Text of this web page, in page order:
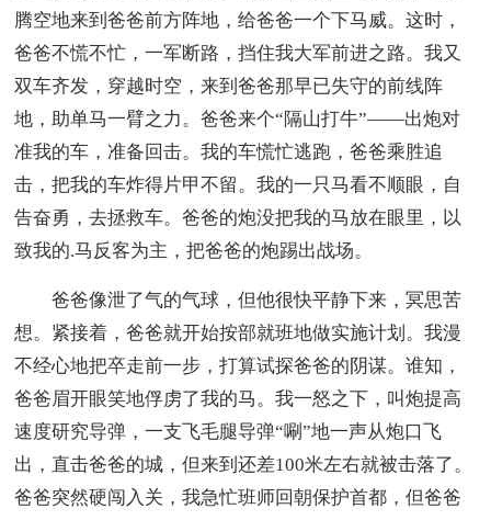
腾空地来到爸爸前方阵地，给爸爸一个下马威。这时，
爸爸不慌不忙，一军断路，挡住我大军前进之路。我又
双车齐发，穿越时空，来到爸爸那早已失守的前线阵
地，助单马一臂之力。爸爸来个“隔山打牛”——出炮对
准我的车，准备回击。我的车慌忙逃跑，爸爸乘胜追
击，把我的车炸得片甲不留。我的一只马看不顺眼，自
告奋勇，去拯救车。爸爸的炮没把我的马放在眼里，以
致我的.马反客为主，把爸爸的炮踢出战场。
爸爸像泄了气的气球，但他很快平静下来，冥思苦
想。紧接着，爸爸就开始按部就班地做实施计划。我漫
不经心地把卒走前一步，打算试探爸爸的阴谋。谁知，
爸爸眉开眼笑地俘虏了我的马。我一怒之下，叫炮提高
速度研究导弹，一支飞毛腿导弹“唰”地一声从炮口飞
出，直击爸爸的城，但来到还差100米左右就被击落了。
爸爸突然硬闯入关，我急忙班师回朝保护首都，但爸爸